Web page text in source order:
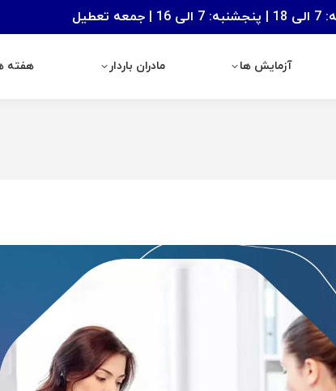
تعطیل
آزمایش ها مادران باردار هفته
آزمایش ها مادران باردار